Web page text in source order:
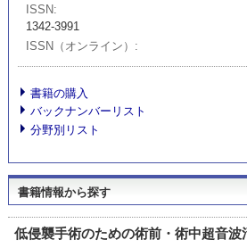
ISSN
1342-3991
ISSN（オンライン）
書籍の購入
バックナンバーリスト
分野別リスト
書籍情報から探す
低侵襲手術のための術前・術中超音波